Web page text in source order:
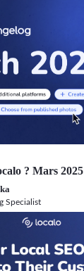
? Mars 2025
Specialist